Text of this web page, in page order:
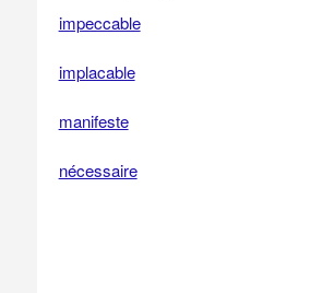
impeccable
implacable
manifeste
nécessaire